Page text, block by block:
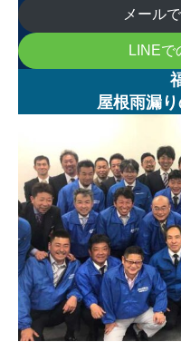
メール
LINEで
屋根雨漏